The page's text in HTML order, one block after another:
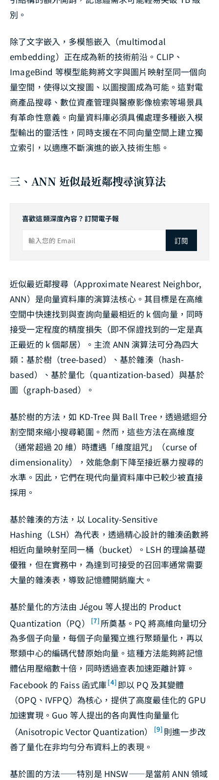
別。
除了文字嵌入，多模態嵌入（multimodal
embedding）正在成為新的技術前沿。CLIP、
ImageBind 等模型能夠將文字與圖片映射至同一個向
量空間，使得以文搜圖、以圖搜圖成為可能。這對電
商產品搜尋、數位資產管理與醫療影像檢索等場景具
有革命性意義。向量資料庫必須具備處理多種嵌入模
型輸出的靈活性，同時支援在不同向量空間上建立獨
立索引，以適應不斷演進的嵌入技術生態。
三、ANN 近似最近鄰搜尋演算法
喜歡這類深度內容？訂閱電子報
訂閱
近似最近鄰搜尋（Approximate Nearest Neighbor,
ANN）是向量資料庫的演算法核心。其目標是在高維
空間中快速找到與查詢向量最相近的 k 個向量，同時
接受一定程度的精度損失（即不保證找到的一定是真
正最近的 k 個鄰居）。主流 ANN 演算法可分為四大
類：基於樹（tree-based）、基於雜湊（hash-
based）、基於量化（quantization-based）與基於
圖（graph-based）。
基於樹的方法，如 KD-Tree 與 Ball Tree，透過遞迴分
割空間來縮小搜尋範圍。然而，這些方法在高維度
（通常超過 20 維）時遭遇「維度詛咒」（curse of
dimensionality），效能急劇下降至接近暴力搜尋的
水準。因此，它們在現代向量資料庫中已較少被直接
採用。
基於雜湊的方法，以 Locality-Sensitive
Hashing（LSH）為代表，透過精心設計的雜湊函數將
相近向量映射至同一桶（bucket）。LSH 的理論基礎
優雅，但在實務中，為達到可接受的召回率通常需要
大量的雜湊表，導致記憶體開銷龐大。
基於量化的方法由 Jégou 等人提出的 Product
Quantization（PQ）
[7] 所奠基。PQ 將高維向量切分
為多個子向量，每個子向量獨立進行聚類量化，再以
聚類中心的編碼代替原始向量。這種方法能夠將記憶
體佔用壓縮數十倍，同時透過查表加速距離計算。
Facebook 的 Faiss 函式庫[4] 即以 PQ 及其變體
（OPQ、IVFPQ）為核心，提供了高度最佳化的 GPU
加速實現。Guo 等人提出的各向異性向量量化
（Anisotropic Vector Quantization）
[9] 則進一步改
善了量化在非均勻分布資料上的表現。
基於圖的方法——特別是 HNSW——是當前 ANN 領域